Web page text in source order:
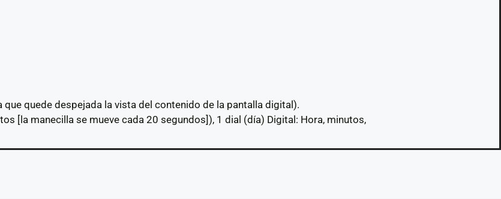
quede despejada la vista del contenido de la pantalla digital).
[la manecilla se mueve cada 20 segundos]), 1 dial (día) Digital: Hora, minutos,